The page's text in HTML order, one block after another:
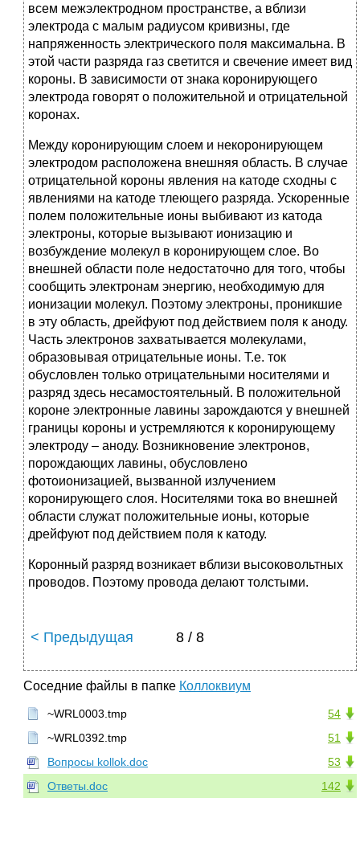
всем межэлектродном пространстве, а вблизи
электрода с малым радиусом кривизны, где
напряженность электрического поля максимальна. В
этой части разряда газ светится и свечение имеет вид
короны. В зависимости от знака коронирующего
электрода говорят о положительной и отрицательной
коронах.
Между коронирующим слоем и некоронирующем
электродом расположена внешняя область. В случае
отрицательной короны явления на катоде сходны с
явлениями на катоде тлеющего разряда. Ускоренные
полем положительные ионы выбивают из катода
электроны, которые вызывают ионизацию и
возбуждение молекул в коронирующем слое. Во
внешней области поле недостаточно для того, чтобы
сообщить электронам энергию, необходимую для
ионизации молекул. Поэтому электроны, проникшие
в эту область, дрейфуют под действием поля к аноду.
Часть электронов захватывается молекулами,
образовывая отрицательные ионы. Т.е. ток
обусловлен только отрицательными носителями и
разряд здесь несамостоятельный. В положительной
короне электронные лавины зарождаются у внешней
границы короны и устремляются к коронирующему
электроду – аноду. Возникновение электронов,
порождающих лавины, обусловлено
фотоионизацией, вызванной излучением
коронирующего слоя. Носителями тока во внешней
области служат положительные ионы, которые
дрейфуют под действием поля к катоду.
Коронный разряд возникает вблизи высоковольтных
проводов. Поэтому провода делают толстыми.
< Предыдущая 8 / 8
Соседние файлы в папке Коллоквиум
54
~WRL0003.tmp
51
~WRL0392.tmp
53
Вопросы kollok.doc
142
Ответы.doc